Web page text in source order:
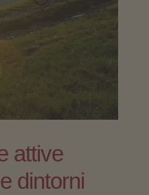
attive
dintorni